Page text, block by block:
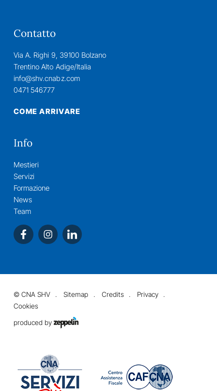
Contatto
Via A. Righi 9, 39100 Bolzano
Trentino Alto Adige/Italia
info@shv.cnabz.com
0471 546777
COME ARRIVARE
Info
Mestieri
Servizi
Formazione
News
Team
©CNA SHV Sitemap Credits
Privacy
Cookies
produced by